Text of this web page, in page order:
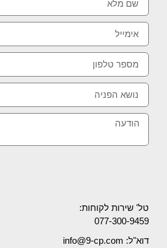
טל' שירות לקוחות:
077-300-9459
דוא"ל: info@9-cp.com